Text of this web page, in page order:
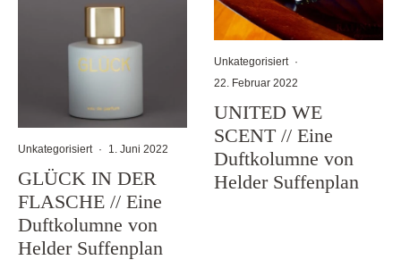
Unkategorisiert · 1. Juni 2022
GLÜCK IN DER
FLASCHE // Eine
Duftkolumne von
Helder Suffenplan
Unkategorisiert ·
22. Februar 2022
UNITED WE
SCENT // Eine
Duftkolumne von
Helder Suffenplan